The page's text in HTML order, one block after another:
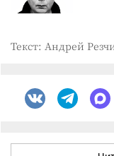
Текст: Андрей